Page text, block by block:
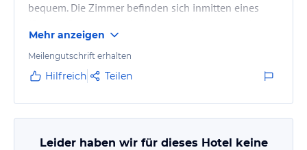
bequem. Die Zimmer befinden sich inmitten eines
Deswegen wird das Frühstück (nach Wahl
Eier/Pancake + Früchte) auf der eigenen Veranda
serviert. Lage zwar sehr zentral, allerdings nur über
Besonders engagiert ist der Eigentümer Gus, der mit
Rat und Tat zur Seite steht. Er bietet auch seine…
Mehr anzeigen
Meilengutschrift erhalten
Hilfreich Teilen
Leider haben wir für dieses Hotel keine